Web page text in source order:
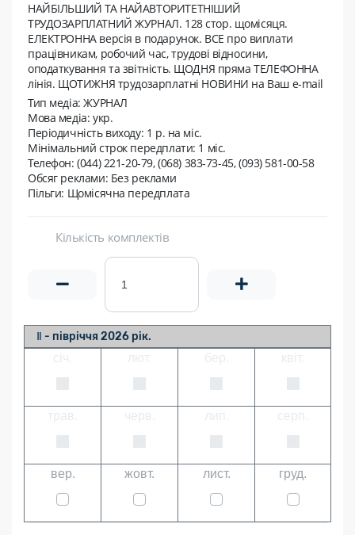
НАЙБІЛЬШИЙ ТА НАЙАВТОРИТЕТНІШИЙ
ТРУДОЗАРПЛАТНИЙ ЖУРНАЛ. 128 стор. щомісяця.
ЕЛЕКТРОННА версія в подарунок. ВСЕ про виплати
працівникам, робочий час, трудові відносини,
оподаткування та звітність. ЩОДНЯ пряма ТЕЛЕФОННА
лінія. ЩОТИЖНЯ трудозарплатні НОВИНИ на Ваш e-mail
Тип медіа: ЖУРНАЛ
Мова медіа: укр.
Періодичність виходу: 1 р. на мic.
Мінімальний строк передплати: 1 міс.
Телефон: (044) 221-20-79, (068) 383-73-45, (093) 581-00-58
Обсяг реклами: Без реклами
Пільги: Щомісячна передплата
Кількість комплектів
Ⅱ - півріччя 2026 рік.
вер. жовт. лист. груд.